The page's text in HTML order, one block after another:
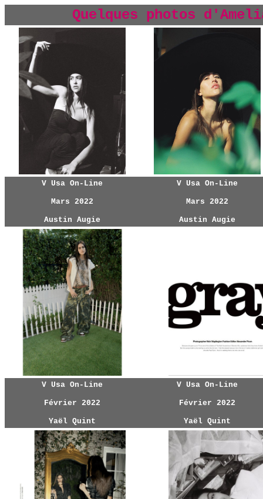
Quelques photos
V Usa On-Line
Mars 2022
Austin Augie
V Usa On-Line
Mars 2022
Austin Augie
V Usa On-Line
Février 2022
Yaël Quint
V Usa On-Line
Février 2022
Yaël Quint